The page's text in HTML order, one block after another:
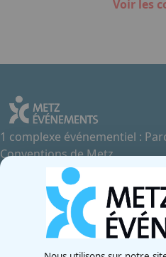
Voir les
1 complexe événementiel :
Conventions de Metz
Contactez-nous
+33 3 87 55 66 00
Rue de la Grange aux Bois
57070 - Metz